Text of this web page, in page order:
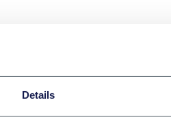
Details